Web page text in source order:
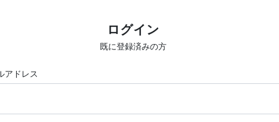
ログイン
既に登録済みの方
アドレス